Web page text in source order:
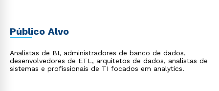
Público Alvo
Analistas de BI, administradores de banco de dados,
desenvolvedores de ETL, arquitetos de dados, analistas de
sistemas e profissionais de TI focados em analytics.